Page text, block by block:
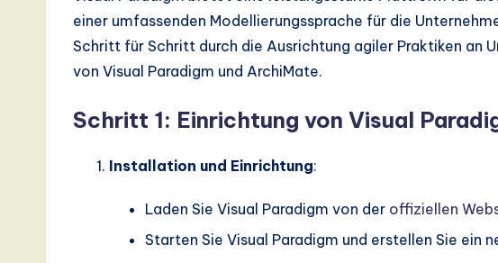
einer umfassenden Modellierungssprache für die
Schritt für Schritt durch die Ausrichtung agiler Praktiken an
von Visual Paradigm und ArchiMate.
Schritt 1: Einrichtung von Visual
Installation und Einrichtung:
Laden Sie Visual Paradigm von der offiziellen
Starten Sie Visual Paradigm und erstellen Sie ein